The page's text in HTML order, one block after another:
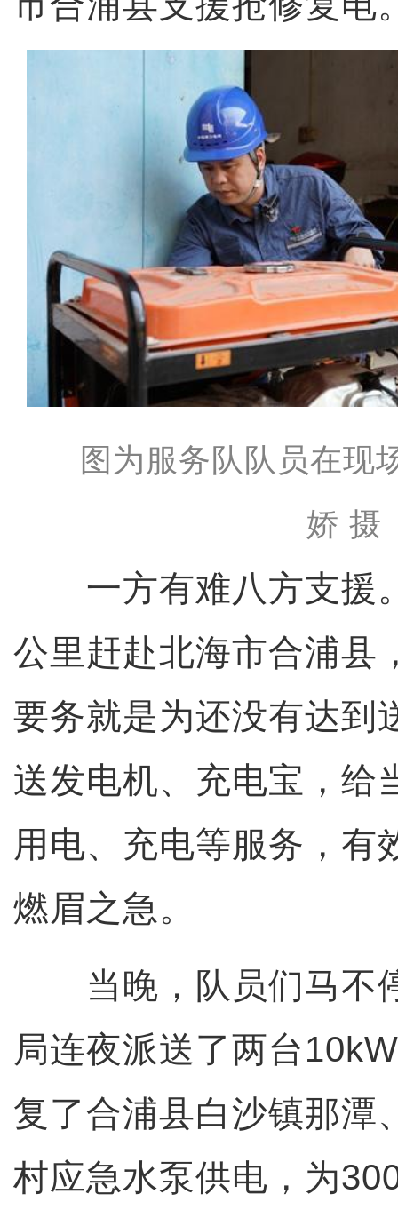
图为服务队队员在现
娇 摄
一方有难八方支援
公里赶赴北海市合浦县
要务就是为还没有达到
送发电机、充电宝，给
用电、充电等服务，有
燃眉之急。
当晚，队员们马不
局连夜派送了两台
复了合浦县白沙镇那潭
村应急水泵供电，为